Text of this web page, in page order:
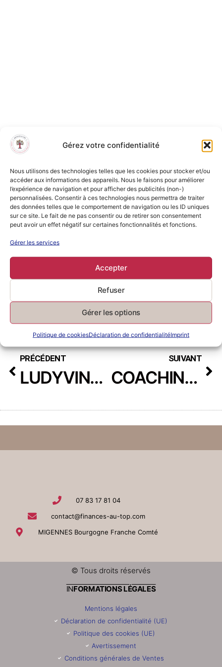
Gérez votre confidentialité
Nous utilisons des technologies telles que les cookies pour stocker et/ou
accéder aux informations des appareils. Nous le faisons pour améliorer
l’expérience de navigation et pour afficher des publicités (non-)
personnalisées. Consentir à ces technologies nous permettra de traiter
des données telles que le comportement de navigation ou les ID uniques
sur ce site. Le fait de ne pas consentir ou de retirer son consentement
peut avoir un effet négatif sur certaines fonctionnalités et fonctions.
Gérer les services
Accepter
Refuser
Gérer les options
Politique de cookiesDéclaration de confidentialitéImprint
PRÉCÉDENT
LUDYVINE, COACH EN POUVOIR D’ACHAT
SUIVANT
COACHING POUR TON POUVOIR D’ACHAT
07 83 17 81 04
contact@finances-au-top.com
MIGENNES Bourgogne Franche Comté
© Tous droits réservés
INFORMATIONS LÉGALES
Mentions légales
Déclaration de confidentialité (UE)
Politique des cookies (UE)
Avertissement
Conditions générales de Ventes